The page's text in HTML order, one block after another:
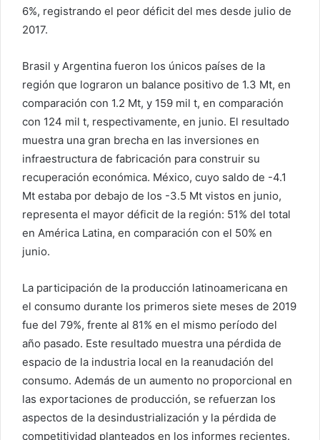
6%, registrando el peor déficit del mes desde julio de
2017.
Brasil y Argentina fueron los únicos países de la
región que lograron un balance positivo de 1.3 Mt, en
comparación con 1.2 Mt, y 159 mil t, en comparación
con 124 mil t, respectivamente, en junio. El resultado
muestra una gran brecha en las inversiones en
infraestructura de fabricación para construir su
recuperación económica. México, cuyo saldo de -4.1
Mt estaba por debajo de los -3.5 Mt vistos en junio,
representa el mayor déficit de la región: 51% del total
en América Latina, en comparación con el 50% en
junio.
La participación de la producción latinoamericana en
el consumo durante los primeros siete meses de 2019
fue del 79%, frente al 81% en el mismo período del
año pasado. Este resultado muestra una pérdida de
espacio de la industria local en la reanudación del
consumo. Además de un aumento no proporcional en
las exportaciones de producción, se refuerzan los
aspectos de la desindustrialización y la pérdida de
competitividad planteados en los informes recientes.